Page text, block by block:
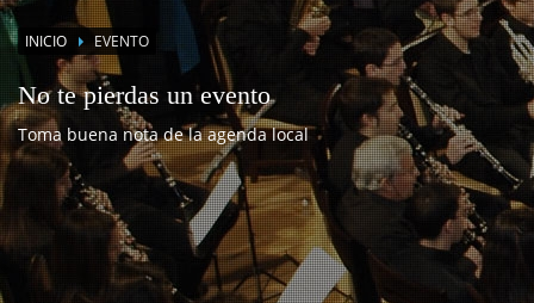
INICIO EVENTO
No te pierdas un evento
Toma buena nota de la agenda local